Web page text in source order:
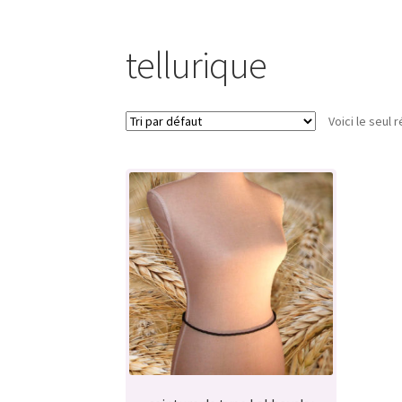
tellurique
Voici le seul